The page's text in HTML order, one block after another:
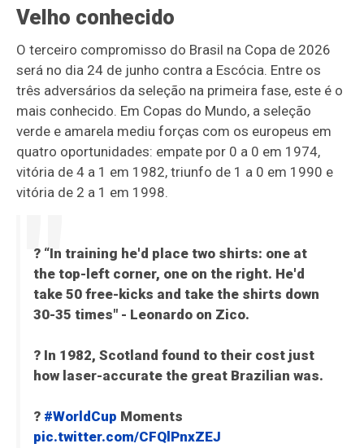
Velho conhecido
O terceiro compromisso do Brasil na Copa de 2026
será no dia 24 de junho contra a Escócia. Entre os
três adversários da seleção na primeira fase, este é o
mais conhecido. Em Copas do Mundo, a seleção
verde e amarela mediu forças com os europeus em
quatro oportunidades: empate por 0 a 0 em 1974,
vitória de 4 a 1 em 1982, triunfo de 1 a 0 em 1990 e
vitória de 2 a 1 em 1998.
?️ “In training he'd place two shirts: one at
the top-left corner, one on the right. He'd
take 50 free-kicks and take the shirts down
30-35 times" - Leonardo on Zico.
? In 1982, Scotland found to their cost just
how laser-accurate the great Brazilian was.
? #WorldCup Moments
pic.twitter.com/CFQlPnxZEJ